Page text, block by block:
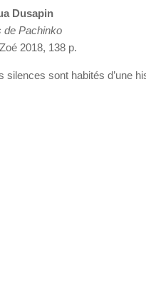
Dusapin
de Pachinko
2018, 138 p.
silences sont habités d’une